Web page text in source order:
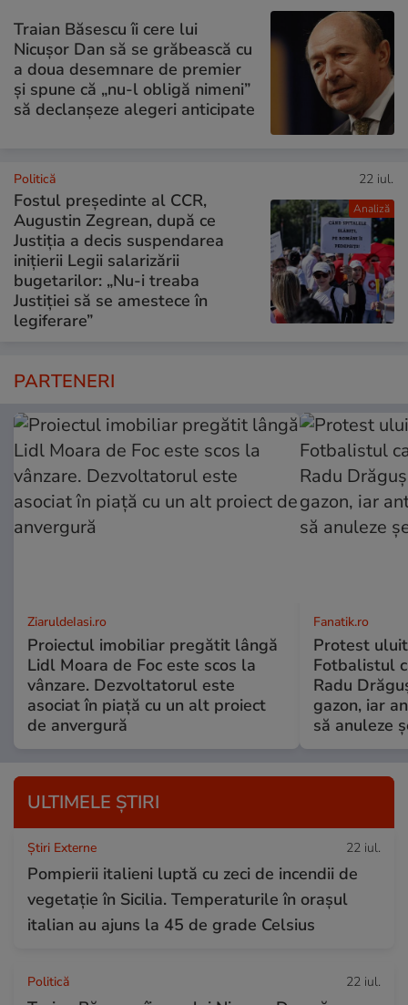
Traian Băsescu îi cere lui
Nicușor Dan să se grăbească cu
a doua desemnare de premier
și spune că „nu-l obligă nimeni”
să declanșeze alegeri anticipate
Analiză
Politică 22 iul.
Fostul președinte al CCR,
Augustin Zegrean, după ce
Justiția a decis suspendarea
inițierii Legii salarizării
bugetarilor: „Nu-i treaba
Justiției să se amestece în
legiferare”
PARTENERI
ZiaruldeIasi.ro
Proiectul imobiliar pregătit lângă
Lidl Moara de Foc este scos la
vânzare. Dezvoltatorul este
asociat în piață cu un alt proiect
de anvergură
Fanatik.ro
Protest
Fotbalistul
Radu
gazon, iar
să anuleze
ULTIMELE ȘTIRI
Știri Externe 22 iul.
Pompierii italieni luptă cu zeci de incendii de
vegetație în Sicilia. Temperaturile în orașul
italian au ajuns la 45 de grade Celsius
Politică 22 iul.